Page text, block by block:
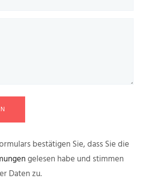
bestätigen Sie, dass Sie die
gelesen habe und stimmen
Daten zu.